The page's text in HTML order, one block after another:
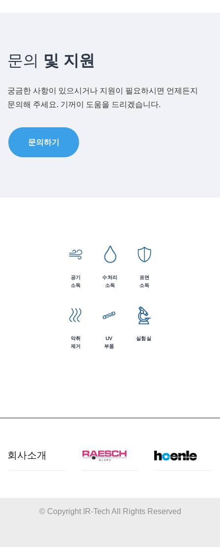
문의 및 지원
궁금한 사항이 있으시거나 지원이 필요하시면 언제든지
문의해 주세요. 기꺼이 도움을 드리겠습니다.
문의하기
공기
소독
수처리
소독
표면
소독
악취
제거
UV
부품
실험실
회사소개
쿼츠사양 응용 분야
© Copyright IR-Tech All Rights Reserved